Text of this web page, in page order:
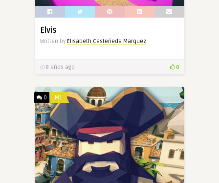
Elvis
Written by Elisabeth Casteñeda Marquez
8 años ago 0
0 M1